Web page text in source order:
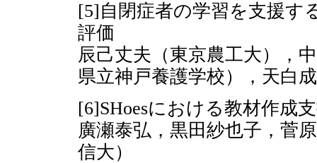
[5]自閉症者の学習を支援す
評価
辰己丈夫（東京農工大），
県立神戸養護学校），天白
[6]SHoesにおける教材作成
廣瀬泰弘，黒田紗也子，菅
信大）